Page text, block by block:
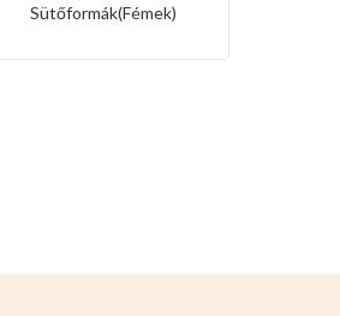
Sütőformák(Fémek)